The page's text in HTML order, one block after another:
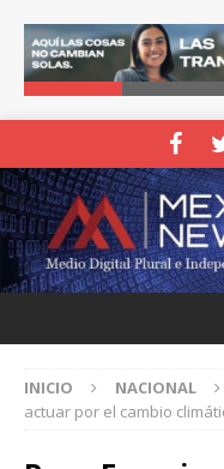
INICIO NACIONAL
actuar por el cambio